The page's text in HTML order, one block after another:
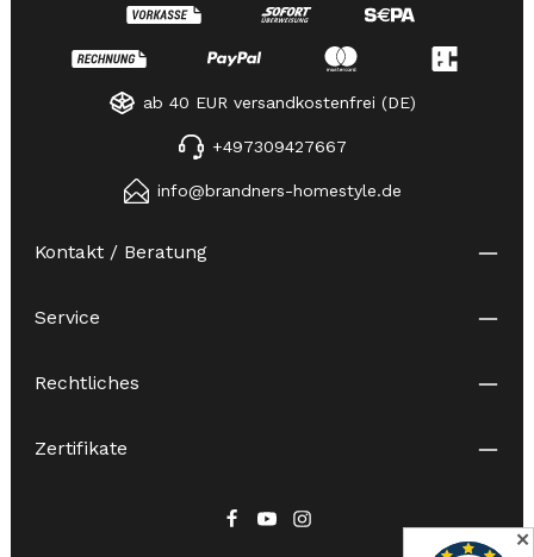
ab 40 EUR versandkostenfrei (DE)
+497309427667
info@brandners-homestyle.de
Kontakt / Beratung
Service
Rechtliches
Zertifikate
✕